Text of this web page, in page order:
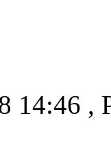
14:46 ,